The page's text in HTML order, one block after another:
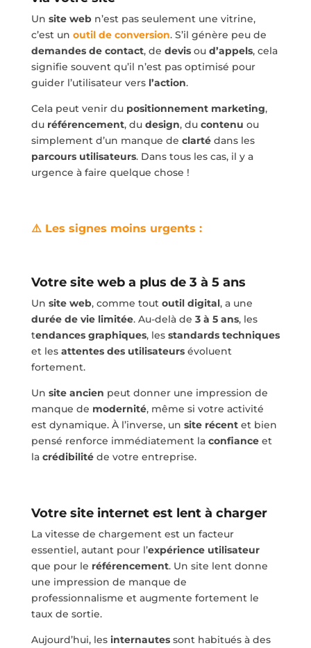
Un site webn’est pas seulement une vitrine,
c’est un outil de conversion. S’il génère peu de
demandes de contact, de devisou d’appels, cela
signifie souvent qu’il n’est pas optimisé pour
guider l’utilisateur vers l’action.
Cela peut venir du positionnement marketing,
du référencement, du design, du contenu ou
simplement d’un manque de clartédans les
parcours utilisateurs. Dans tous les cas, il y a
urgence à faire quelque chose !
⚠️ Les signes moins urgents :
Votre site web a plus de 3 à 5 ans
Un site web, comme tout outil digital, a une
durée de vie limitée. Au-delà de 3 à 5 ans, les
tendances graphiques, les standards techniques
et les attentes des utilisateursévoluent
fortement.
Un site ancien peut donner une impression de
manque de modernité, même si votre activité
est dynamique. À l’inverse, un site récentet bien
pensé renforce immédiatement la confianceet
la crédibilitéde votre entreprise.
Votre site internet est lent à charger
La vitesse de chargement est un facteur
essentiel, autant pour l’expérience utilisateur
que pour le référencement. Un site lent donne
une impression de manque de
professionnalisme et augmente fortement le
taux de sortie.
Aujourd’hui, lesinternautessont habitués à des